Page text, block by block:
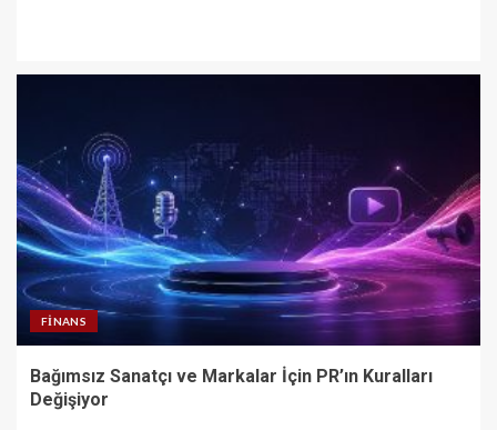
FINANS
Bağımsız Sanatçı ve Markalar İçin PR’ın Kuralları
Değişiyor